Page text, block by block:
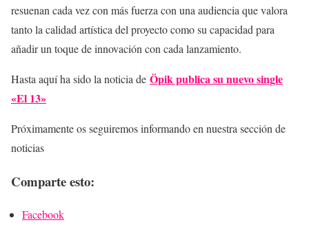
resuenan cada vez con más fuerza con una audiencia que valora
tanto la calidad artística del proyecto como su capacidad para
añadir un toque de innovación con cada lanzamiento.
Hasta aquí ha sido la noticia de Öpik publica su nuevo single
«El 13»
Próximamente os seguiremos informando en nuestra sección de
noticias
Comparte esto:
Facebook